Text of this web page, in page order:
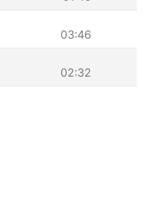
03:46
02:32